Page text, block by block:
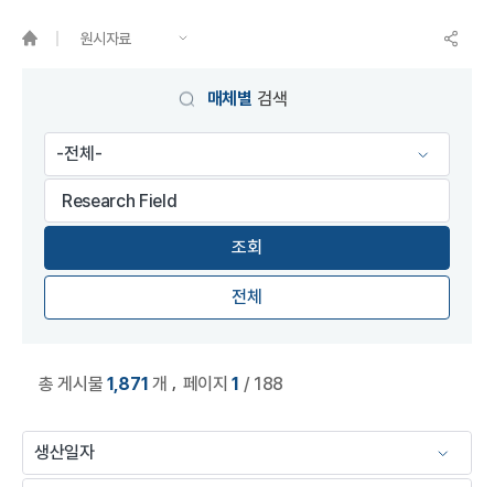
원시자료
매체별 검색
전체
총 게시물1,871 개 페이지1 / 188